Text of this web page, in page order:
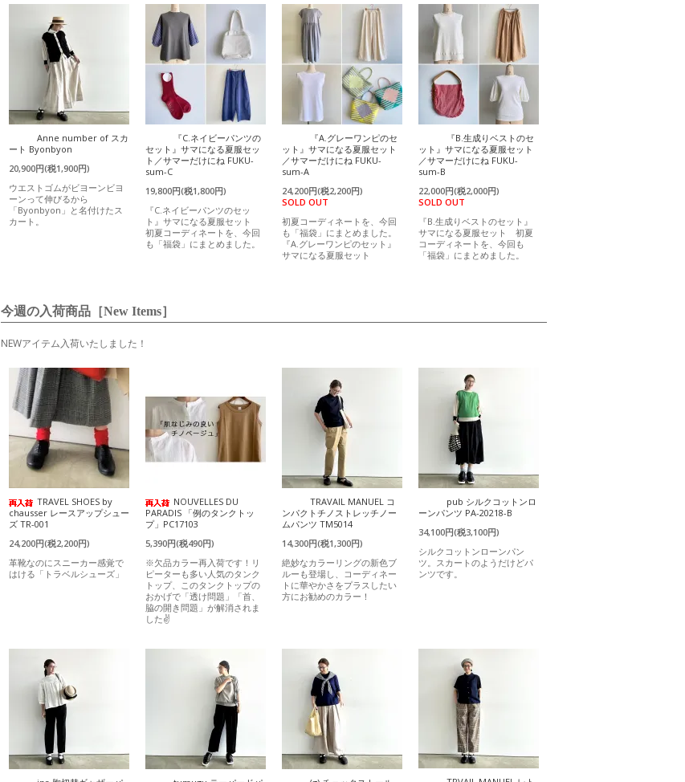
Anne number of スカ
ート Byonbyon
20,900円(税1,900円)
ウエストゴムがビヨーンビヨ
ーンって伸びるから
「Byonbyon」と名付けたス
カート。
『C.ネイビーパンツの
セット』サマになる夏服セッ
ト／サマーだけにね FUKU-
sum-C
19,800円(税1,800円)
『C.ネイビーパンツのセッ
ト』サマになる夏服セット
初夏コーディネートを、今回
も「福袋」にまとめました。
『A.グレーワンピのセ
ット』サマになる夏服セット
／サマーだけにね FUKU-
sum-A
24,200円(税2,200円)
SOLD OUT
初夏コーディネートを、今回
も「福袋」にまとめました。
『A.グレーワンピのセット』
サマになる夏服セット
『B.生成りベストのセ
ット』サマになる夏服セット
／サマーだけにね FUKU-
sum-B
22,000円(税2,000円)
SOLD OUT
『B.生成りベストのセット』
サマになる夏服セット 初夏
コーディネートを、今回も
「福袋」にまとめました。
今週の入荷商品［New Items］
NEWアイテム入荷いたしました！
TRAVEL SHOES by
chausser レースアップシュー
ズ TR-001
24,200円(税2,200円)
革靴なのにスニーカー感覚で
はける「トラベルシューズ」
NOUVELLES DU
PARADIS 「例のタンクトッ
プ」PC17103
5,390円(税490円)
※欠品カラー再入荷です！リ
ピーターも多い人気のタンク
トップ、このタンクトップの
おかげで「透け問題」「首、
脇の開き問題」が解消されま
した✌️
TRAVAIL MANUEL コ
ンパクトチノストレッチノー
ムパンツ TM5014
14,300円(税1,300円)
絶妙なカラーリングの新色ブ
ルーも登場し、コーディネー
トに華やかさをプラスしたい
方にお勧めのカラー！
pub シルクコットンロ
ーンパンツ PA-20218-B
34,100円(税3,100円)
シルクコットンローンパン
ツ。スカートのようだけどパ
ンツです。